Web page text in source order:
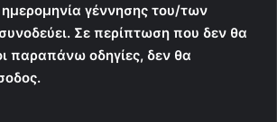
ημερομηνία γέννησης του/των
Σε περίπτωση που δεν θα
παραπάνω οδηγίες, δεν θα